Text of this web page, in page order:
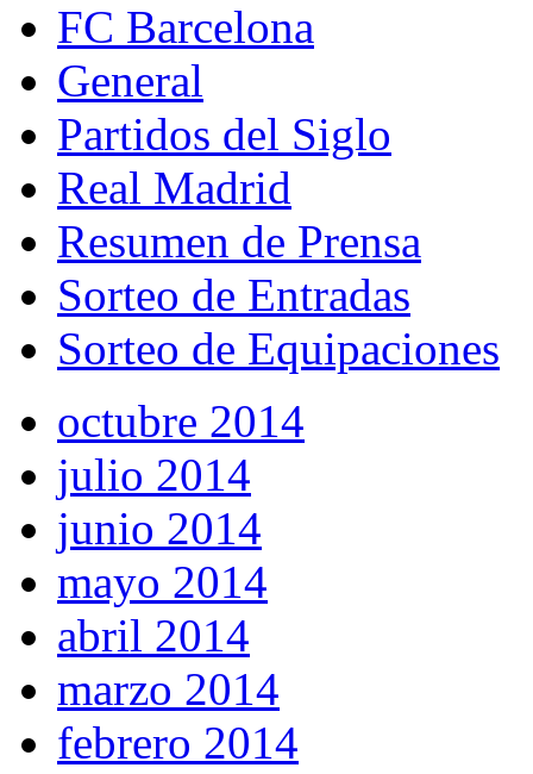
FC Barcelona
General
Partidos del Siglo
Real Madrid
Resumen de Prensa
Sorteo de Entradas
Sorteo de Equipaciones
octubre 2014
julio 2014
junio 2014
mayo 2014
abril 2014
marzo 2014
febrero 2014